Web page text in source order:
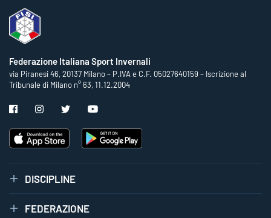
Federazione Italiana Sport Invernali
via Piranesi 46, 20137 Milano – P.IVA e C.F. 05027640159 – Iscrizione al
Tribunale di Milano n° 63, 11.12.2004
DISCIPLINE
FEDERAZIONE